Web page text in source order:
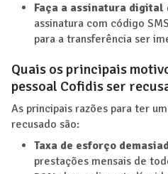
Faça a assinatura digital
assinatura com código
para a transferência ser
Quais os principais
pessoal Cofidis ser
As principais razões para ter
recusado são:
Taxa de esforço
prestações mensais de